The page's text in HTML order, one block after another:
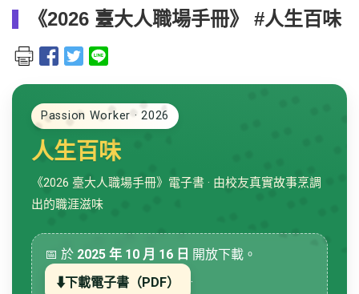
《2026 臺大人職場手冊》 #人生百味
Passion Worker · 2026
人生百味
《2026 臺大人職場手冊》電子書 · 由校友真實故事烹調
出的職涯滋味
📅 於 2025 年 10 月 16 日 開放下載。
⬇️下載電子書（PDF）
·